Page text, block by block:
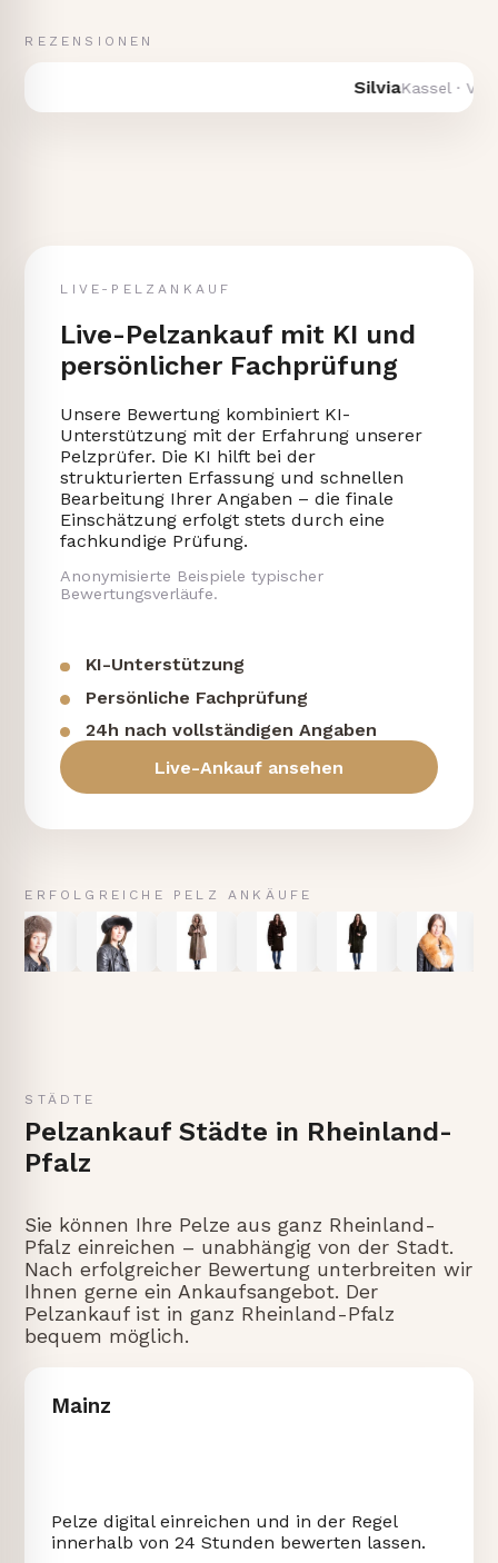
REZENSIONEN
SilviaKassel ·
LIVE-PELZANKAUF
Live-Pelzankauf mit KI und
persönlicher Fachprüfung
Unsere Bewertung kombiniert KI-
Unterstützung mit der Erfahrung unserer
Pelzprüfer. Die KI hilft bei der
strukturierten Erfassung und schnellen
Bearbeitung Ihrer Angaben – die finale
Einschätzung erfolgt stets durch eine
fachkundige Prüfung.
Anonymisierte Beispiele typischer
Bewertungsverläufe.
KI-Unterstützung
Persönliche Fachprüfung
24h nach vollständigen Angaben
Live-Ankauf ansehen
ERFOLGREICHE PELZ ANKÄUFE
STÄDTE
Pelzankauf Städte in Rheinland-
Pfalz
Sie können Ihre Pelze aus ganz Rheinland-
Pfalz einreichen – unabhängig von der Stadt.
Nach erfolgreicher Bewertung unterbreiten wir
Ihnen gerne ein Ankaufsangebot. Der
Pelzankauf ist in ganz Rheinland-Pfalz
bequem möglich.
Mainz
Pelze digital einreichen und in der Regel
innerhalb von 24 Stunden bewerten lassen.